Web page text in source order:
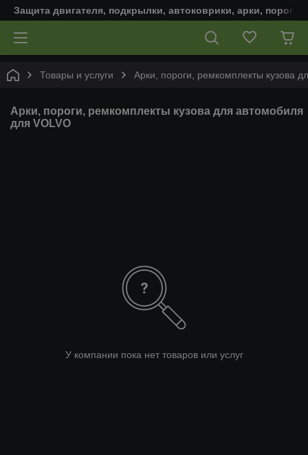
Защита двигателя, подкрылки, автоковрики, арки,
Товары и услуги Арки, пороги, ремкомплекты кузова
Арки, пороги, ремкомплекты кузова для автомобиля
для VOLVO
У компании пока нет товаров или услуг